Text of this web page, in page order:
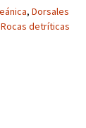
, Dorsales
Rocas detríticas